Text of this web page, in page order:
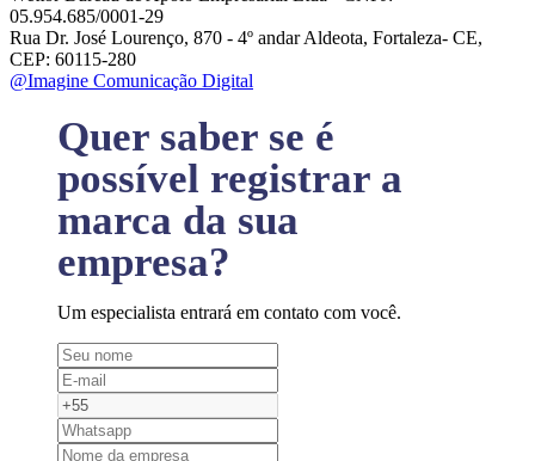
05.954.685/0001-29
Rua Dr. José Lourenço, 870 - 4º andar Aldeota, Fortaleza- CE,
CEP: 60115-280
@Imagine Comunicação Digital
Quer saber se é
possível registrar a
marca da sua
empresa?
Um especialista entrará em contato com você.